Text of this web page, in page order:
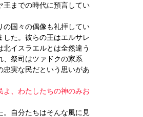
王までの時代に預言してい
の国々の偶像も礼拝してい
した。彼らの王はエルサレ
イスラエルとは全然違う
、祭司はツァドクの家系
実な民だという思いがあ
、わたしたちの神のみお
自分たちはそんな風に見